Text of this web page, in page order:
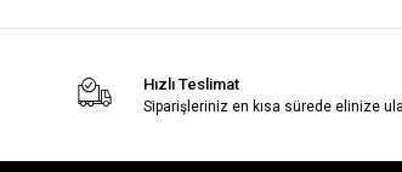
Hızlı Teslimat
Siparişleriniz en kısa sürede elinize